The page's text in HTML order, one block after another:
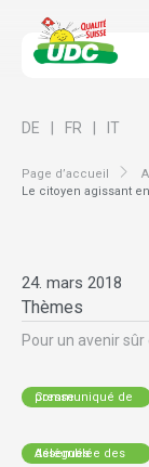
Page d’accueil
Le citoyen agissant
DE FR IT
24. mars 2018
Thèmes
Pour un avenir sûr
Communiqué de presse
Assemblée des délégués